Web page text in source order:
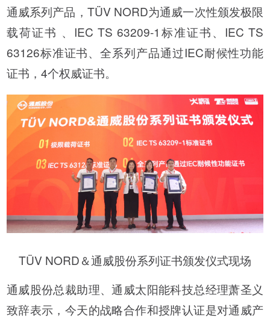
通威系列产品，TÜV NORD为通威一次性颁发极限
载荷证书 、IEC TS 63209-1标准证书、IEC TS
63126标准证书、全系列产品通过IEC耐候性功能
证书，4个权威证书。
TÜV NORD＆通威股份系列证书颁发仪式现场
通威股份总裁助理、通威太阳能科技总经理萧圣义
致辞表示，今天的战略合作和授牌认证是对通威产